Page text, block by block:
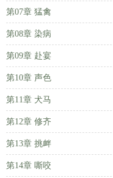
第07章 猛禽
第08章 染病
第09章 赴宴
第10章 声色
第11章 犬马
第12章 修齐
第13章 挑衅
第14章 嘶咬